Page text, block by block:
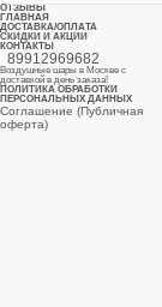
ОТЗЫВЫ
ГЛАВНАЯ
ДОСТАВКА/ОПЛАТА
СКИДКИ И АКЦИИ
КОНТАКТЫ
89912969682
Воздушные шары в Москве с
доставкой в день заказа!
ПОЛИТИКА ОБРАБОТКИ
ПЕРСОНАЛЬНЫХ ДАННЫХ
Соглашение (Публичная
оферта)